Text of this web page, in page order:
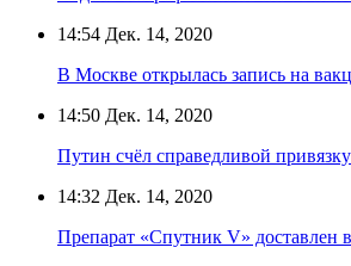
14:54 Дек. 14, 2020
В Москве открылась запись на
14:50 Дек. 14, 2020
Путин счёл справедливой
14:32 Дек. 14, 2020
Препарат «Спутник V» доставлен